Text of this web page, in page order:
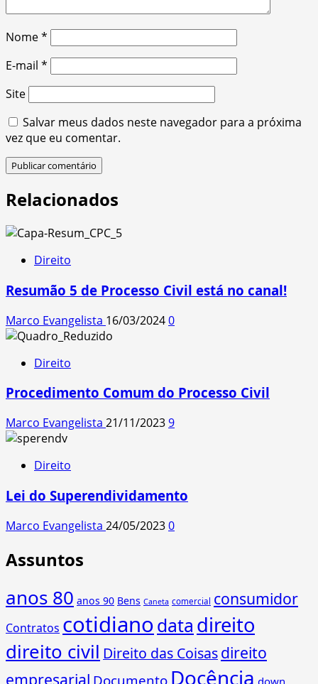
Nome*
E-mail *
Site
Salvar meus dados neste navegador para a próxima
vez que eu comentar.
Relacionados
Direito
Resumão 5 de Processo Civil está no canal!
Marco Evangelista 16/03/20240
Direito
Procedimento Comum do Processo Civil
Marco Evangelista 21/11/20239
Direito
Lei do Superendividamento
Marco Evangelista 24/05/20230
Assuntos
anos 80 anos 90 Bens Caneta comercial consumidor
Contratos cotidianodata direito
direito civil Direito das Coisasdireito
empresarial Documento Docência